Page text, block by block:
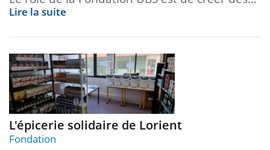
Lire la suite
L'épicerie solidaire de Lorient
Fondation